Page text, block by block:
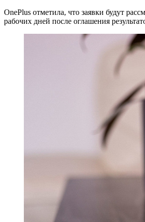
OnePlus отметила, что заявки будут
рабочих дней после оглашения